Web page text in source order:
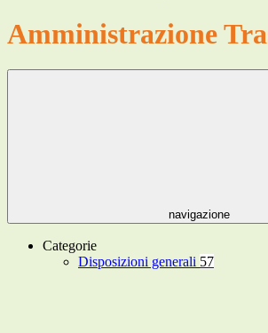
Amministrazione
navigazione
Categorie
Disposizioni generali 57